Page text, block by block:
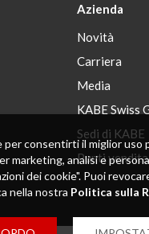
Azienda
Novità
Carriera
Media
KABE Swiss
Sedi di KABE
Punti vendita
per consentirti il ​​miglior
marketing, analisi e
dei cookie". Puoi
nella nostra Politica sulla